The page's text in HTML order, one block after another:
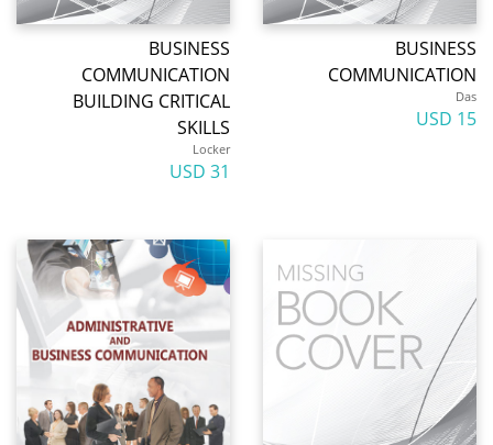
BUSINESS
COMMUNICATION
Das
15 USD
BUSINESS
COMMUNICATION
BUILDING CRITICAL
SKILLS
Locker
31 USD